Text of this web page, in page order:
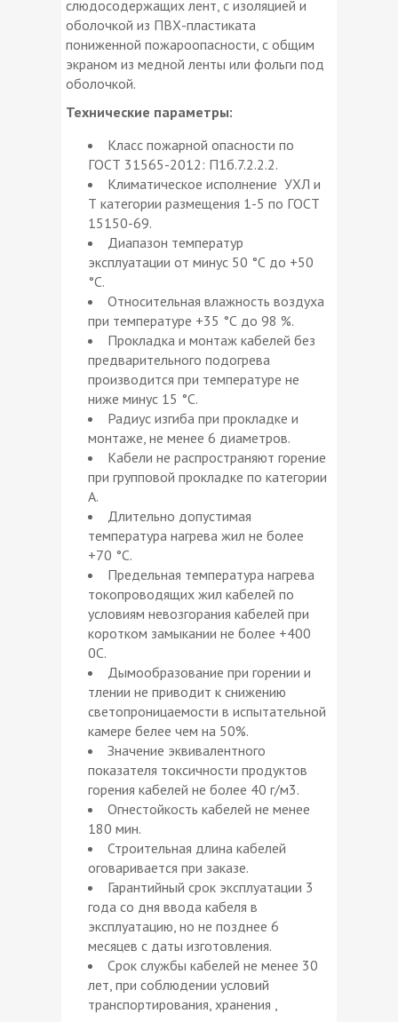
слюдосодержащих лент, с изоляцией и
оболочкой из ПВХ-пластиката
пониженной пожароопасности, с общим
экраном из медной ленты или фольги под
оболочкой.
Технические параметры:
Класс пожарной опасности по
ГОСТ 31565-2012: П1б.7.2.2.2.
Климатическое исполнение УХЛ и
Т категории размещения 1-5 по ГОСТ
15150-69.
Диапазон температур
эксплуатации от минус 50 °С до +50
°С.
Относительная влажность воздуха
при температуре +35 °С до 98 %.
Прокладка и монтаж кабелей без
предварительного подогрева
производится при температуре не
ниже минус 15 °С.
Радиус изгиба при прокладке и
монтаже, не менее 6 диаметров.
Кабели не распространяют горение
при групповой прокладке по категории
А.
Длительно допустимая
температура нагрева жил не более
+70 °С.
Предельная температура нагрева
токопроводящих жил кабелей по
условиям невозгорания кабелей при
коротком замыкании не более +400
0С.
Дымообразование при горении и
тлении не приводит к снижению
светопроницаемости в испытательной
камере белее чем на 50%.
Значение эквивалентного
показателя токсичности продуктов
горения кабелей не более 40 г/м3.
Огнестойкость кабелей не менее
180 мин.
Строительная длина кабелей
оговаривается при заказе.
Гарантийный срок эксплуатации 3
года со дня ввода кабеля в
эксплуатацию, но не позднее 6
месяцев с даты изготовления.
Срок службы кабелей не менее 30
лет, при соблюдении условий
транспортирования, хранения ,